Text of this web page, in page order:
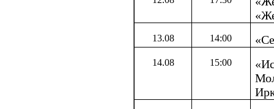
13.08 14:00
14.08 15:00